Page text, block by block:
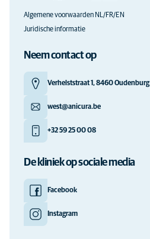
Algemene voorwaarden NL/FR/EN
Juridische informatie
Neem contact op
Verhelststraat 1, 8460 Oudenburg
west@anicura.be
+32 59 25 00 08
De kliniek op sociale media
Facebook
Instagram